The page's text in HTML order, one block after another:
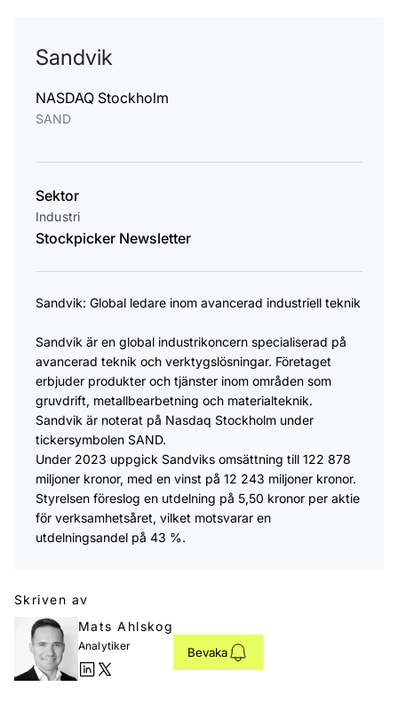
Sandvik
NASDAQ Stockholm
SAND
Sektor
Industri
Stockpicker Newsletter
Sandvik: Global ledare inom avancerad industriell teknik
Sandvik är en global industrikoncern specialiserad på
avancerad teknik och verktygslösningar. Företaget
erbjuder produkter och tjänster inom områden som
gruvdrift, metallbearbetning och materialteknik.
Sandvik är noterat på Nasdaq Stockholm under
tickersymbolen SAND.​
Under 2023 uppgick Sandviks omsättning till 122 878
miljoner kronor, med en vinst på 12 243 miljoner kronor.
Styrelsen föreslog en utdelning på 5,50 kronor per aktie
för verksamhetsåret, vilket motsvarar en
utdelningsandel på 43 %.
Skriven av
Mats Ahlskog
Analytiker Bevaka